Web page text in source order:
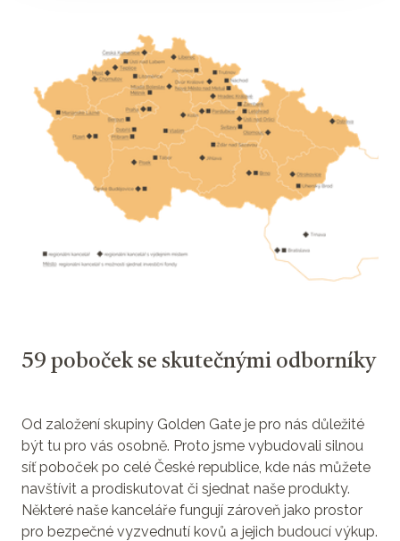
59 poboček se skutečnými odborníky
Od založení skupiny Golden Gate je pro nás důležité
být tu pro vás osobně. Proto jsme vybudovali silnou
síť poboček po celé České republice, kde nás můžete
navštívit a prodiskutovat či sjednat naše produkty.
Některé naše kanceláře fungují zároveň jako prostor
pro bezpečné vyzvednutí kovů a jejich budoucí výkup.